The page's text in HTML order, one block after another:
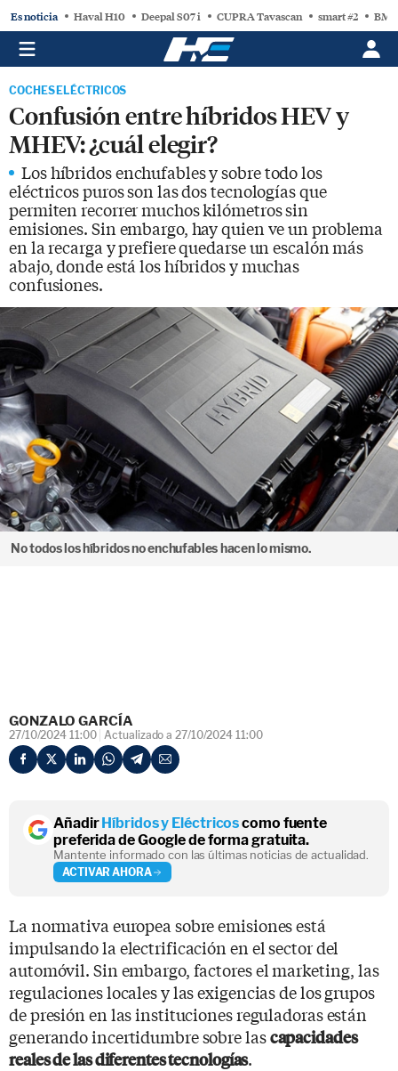
Es noticia Haval H10 Deepal S07 i CUPRA Tavascan smart #2
COCHES ELÉCTRICOS
Confusión entre híbridos HEV y
MHEV: ¿cuál elegir?
Los híbridos enchufables y sobre todo los
eléctricos puros son las dos tecnologías que
permiten recorrer muchos kilómetros sin
emisiones. Sin embargo, hay quien ve un problema
en la recarga y prefiere quedarse un escalón más
abajo, donde está los híbridos y muchas
confusiones.
No todos los híbridos no enchufables hacen lo mismo.
GONZALO GARCÍA
27/10/2024 11:00 Actualizado a 27/10/2024 11:00
AñadirHíbridos y Eléctricoscomo fuente
preferida de Google de forma gratuita.
Mantente informado con las últimas noticias de actualidad.
ACTIVAR AHORA
La normativa europea sobre emisiones está
impulsando la electrificación en el sector del
automóvil. Sin embargo, factores el marketing, las
regulaciones locales y las exigencias de los grupos
de presión en las instituciones reguladoras están
generando incertidumbre sobre lascapacidades
reales de las diferentes tecnologías.